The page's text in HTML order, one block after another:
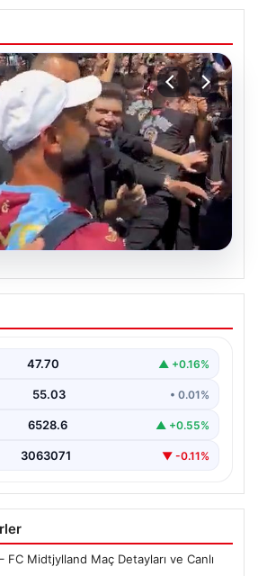
Tarihi İlk Üçlü
imza attı. Takımının
47.70 ▲ +0.16%
55.03 • 0.01%
6528.6 ▲ +0.55%
3063071 ▼ -0.11%
FC Midtjylland Maç Detayları ve Canlı